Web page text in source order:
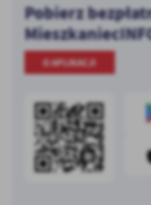
Pobierz
O APLIKACJI